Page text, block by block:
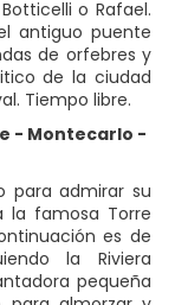
o Rafael.
antiguo puente
de orfebres y
de la ciudad
Tiempo libre.
- Montecarlo -
para admirar su
la famosa Torre
es de
la Riviera
pequeña